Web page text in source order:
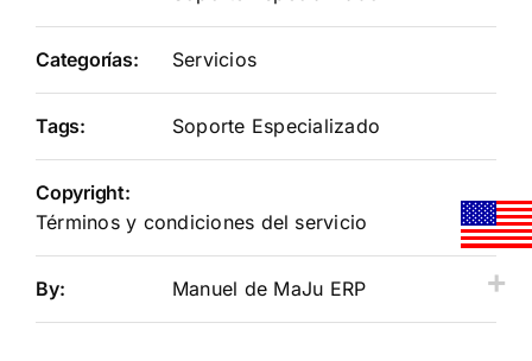
Categorías: Servicios
Tags: Soporte Especializado
Copyright:
Términos y condiciones del servicio
By: Manuel de MaJu ERP